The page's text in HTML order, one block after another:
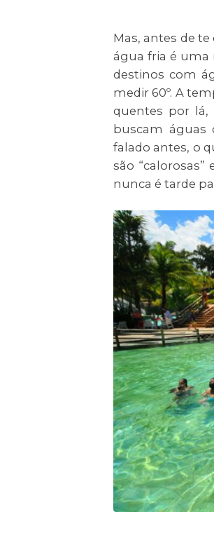
Mas, antes de te
água fria é uma
destinos com
medir 60º. A
quentes por lá,
buscam águas
falado antes, o
são
nunca é tarde